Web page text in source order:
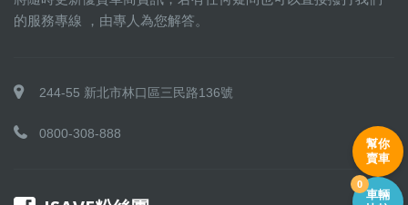
的服務專線 ，由專人為您解答。
244-55 新北市林口區三民路136號
0800-308-888
幫你
賣車
車輛
0